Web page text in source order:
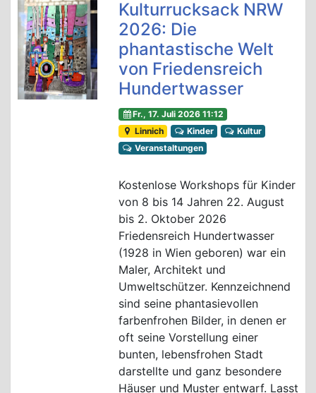
Kulturrucksack NRW
2026: Die
phantastische Welt
von Friedensreich
Hundertwasser
Fr., 17. Juli 2026 11:12
Linnich
Kinder
Kultur
Veranstaltungen
Kostenlose Workshops für Kinder
von 8 bis 14 Jahren 22. August
bis 2. Oktober 2026
Friedensreich Hundertwasser
(1928 in Wien geboren) war ein
Maler, Architekt und
Umweltschützer. Kennzeichnend
sind seine phantasievollen
farbenfrohen Bilder, in denen er
oft seine Vorstellung einer
bunten, lebensfrohen Stadt
darstellte und ganz besondere
Häuser und Muster entwarf. Lasst